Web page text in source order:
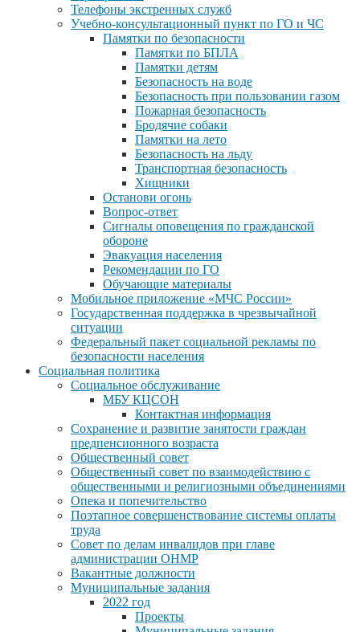
Телефоны экстренных служб
Учебно-консультационный пункт по ГО и ЧС
Памятки по безопасности
Памятки по БПЛА
Памятки детям
Безопасность на воде
Безопасность при пользовании газом
Пожарная безопасность
Бродячие собаки
Памятки на лето
Безопасность на льду
Транспортная безопасность
Хищники
Останови огонь
Вопрос-ответ
Сигналы оповещения по гражданской
обороне
Эвакуация населения
Рекомендации по ГО
Обучающие материалы
Мобильное приложение «МЧС России»
Государственная поддержка в чрезвычайной
ситуации
Федеральный пакет социальной рекламы по
безопасности населения
Социальная политика
Социальное обслуживание
МБУ КЦСОН
Контактная информация
Сохранение и развитие занятости граждан
предпенсионного возраста
Общественный совет
Общественный совет по взаимодействию с
общественными и религиозными объединениями
Опека и попечительство
Поэтапное совершенствование системы оплаты
труда
Совет по делам инвалидов при главе
администрации ОНМР
Вакантные должности
Муниципальные задания
2022 год
Проекты